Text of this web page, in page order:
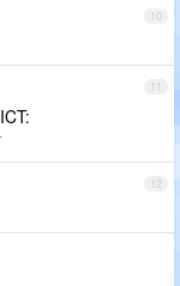
10
11
12